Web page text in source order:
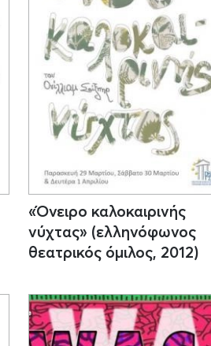
«Όνειρο καλοκαιρινής
νύχτας» (ελληνόφωνος
θεατρικός όμιλος, 2012)